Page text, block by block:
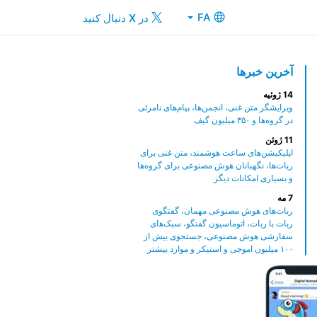
FA در X دنبال کنید
آخرین خبرها
14 ژوئیه
ویرایشگر متن غنی، انجمن‌ها، پیام‌های نامرئی
در گروه‌ها و ۳۵۰ میلیون گیف
11 ژوئن
اپلیکیشن‌های ساعت هوشمند، متن غنی برای
ربات‌ها، نگهبانان هوش مصنوعی برای گروه‌ها
و بسیاری امکانات دیگر
7 مه
ربات‌های هوش مصنوعی مهمان، گفتگوی
ربات با ربات، اتوماسیون گفتگو، سبک‌های
سفارشی هوش مصنوعی، جستجوی بیش از
١۰۰ میلیون اموجی و استیکر و موارد بیشتر